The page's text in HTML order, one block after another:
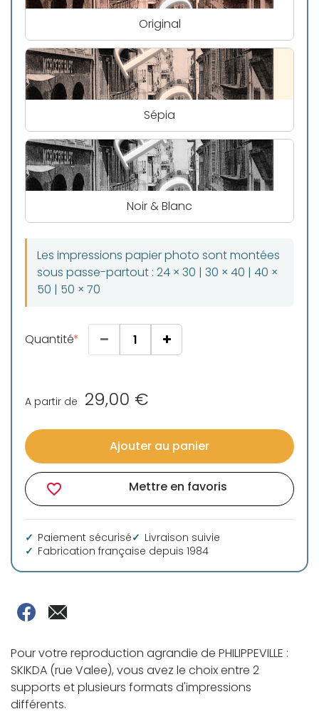
Original
Sépia
Noir & Blanc
Les impressions papier photo sont montées
sous passe-partout : 24 × 30 | 30 × 40 | 40 ×
50 | 50 × 70
Quantité
A partir de 29,00 €
Ajouter au panier
favorite_border Mettre en favoris
Paiement sécurisé
Livraison suivie
Fabrication française depuis 1984
Pour votre reproduction agrandie de PHILIPPEVILLE :
SKIKDA (rue Valee), vous avez le choix entre 2
supports et plusieurs formats d'impressions
différents.